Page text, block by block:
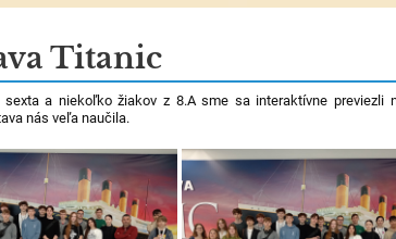
Titanic
sexta a niekoľko žiakov z 8.A sme sa interaktívne previezli
nás veľa naučila.